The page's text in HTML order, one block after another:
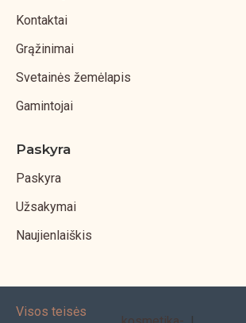
Kontaktai
Grąžinimai
Svetainės žemėlapis
Gamintojai
Paskyra
Paskyra
Užsakymai
Naujienlaiškis
Visos teisės